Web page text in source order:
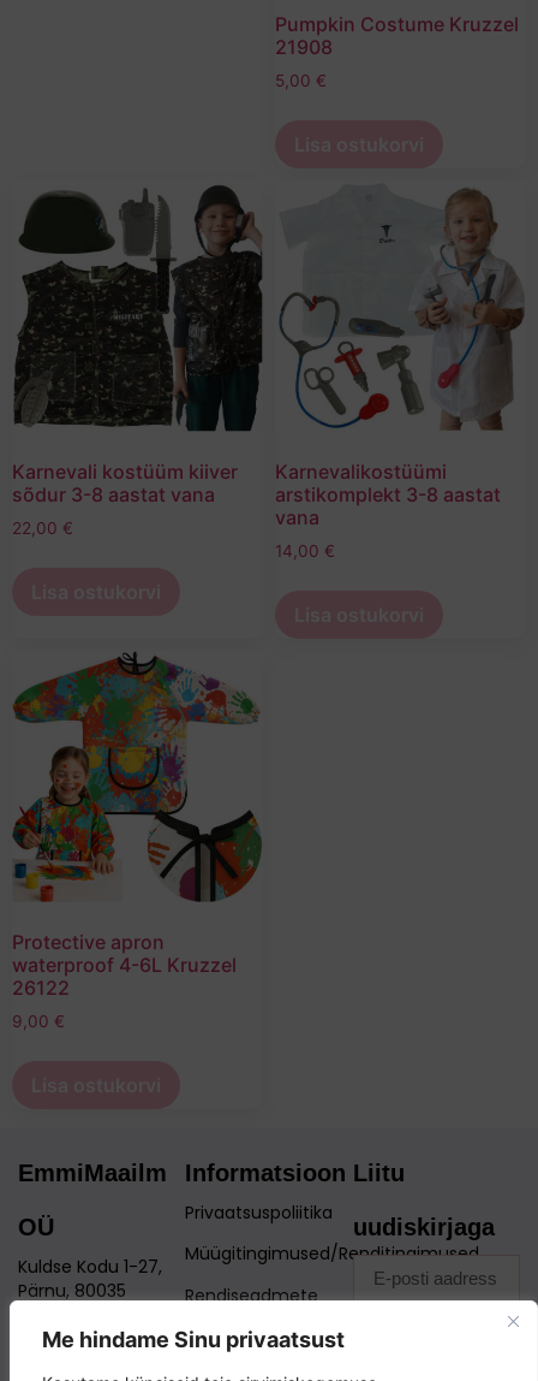
Me hindame Sinu privaatsust
Pumpkin Costume Kruzzel
21908
5,00 €
Karnevali kostüüm kiiver
sõdur 3-8 aastat vana
22,00 €
Karnevalikostüümi
arstikomplekt 3-8 aastat
vana
14,00 €
Protective apron
waterproof 4-6L Kruzzel
26122
9,00 €
EmmiMaailm
OÜ
Kuldse Kodu 1-27,
Pärnu, 80035
Reg: 12530401
info@emmimaailm.ee
Informatsioon
Privaatsuspoliitika
Müügitingimused/Renditingimused
Rendiseadmete
KKK – Personaalsed
Liitu
uudiskirjaga